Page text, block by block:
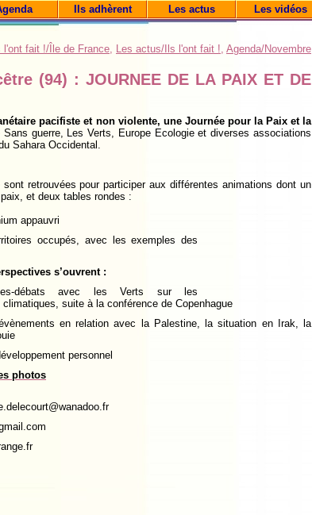
Ils adhèrent Les actus Les vidéos
l'ont fait !/Île de France, Les actus/Ils l'ont fait !, Agenda/Novembre
(94) : JOURNEE DE LA PAIX ET DE
pacifiste et non violente, une Journée pour la Paix et la
guerre, Les Verts, Europe Ecologie et diverses associations
Sahara Occidental.
sont retrouvées pour participer aux différentes animations dont un
et deux tables rondes :
appauvri
occupés, avec les exemples des
s’ouvrent :
débats avec les Verts sur les
suite à la conférence de Copenhague
en relation avec la Palestine, la situation en Irak, la
personnel
photos